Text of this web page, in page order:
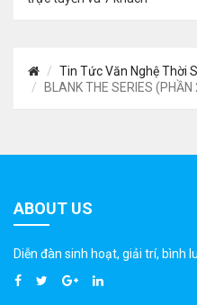
Tin Tức Văn Nghệ Thời
BLANK THE SERIES (PHẦN
ABOUT US
Diễn đàn sinh hoạt, giải trí, bình